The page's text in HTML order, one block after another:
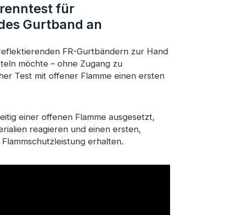
für
Gurtband an
FR-Gurtbändern zur Hand
möchte – ohne Zugang zu
Test mit offener Flamme einen ersten
einer offenen Flamme ausgesetzt,
reagieren und einen ersten,
erhalten.